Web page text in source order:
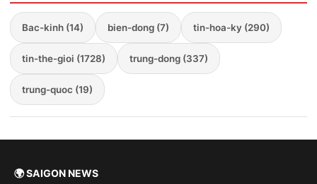
Bac-kinh (14) bien-dong (7) tin-hoa-ky (290)
tin-the-gioi (1728) trung-dong (337)
trung-quoc (19)
🌍 SAIGON NEWS